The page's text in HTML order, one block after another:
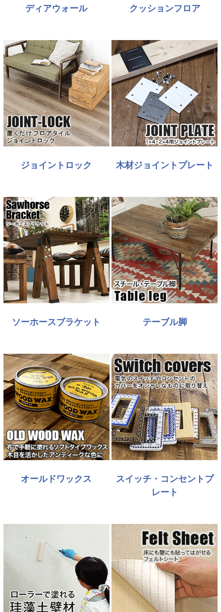
ディアウォール クッションフロア
ジョイントロック 木材ジョイントプレート
ソーホースブラケット テーブル脚
オールドワックス
スイッチ・コンセントプ
レート